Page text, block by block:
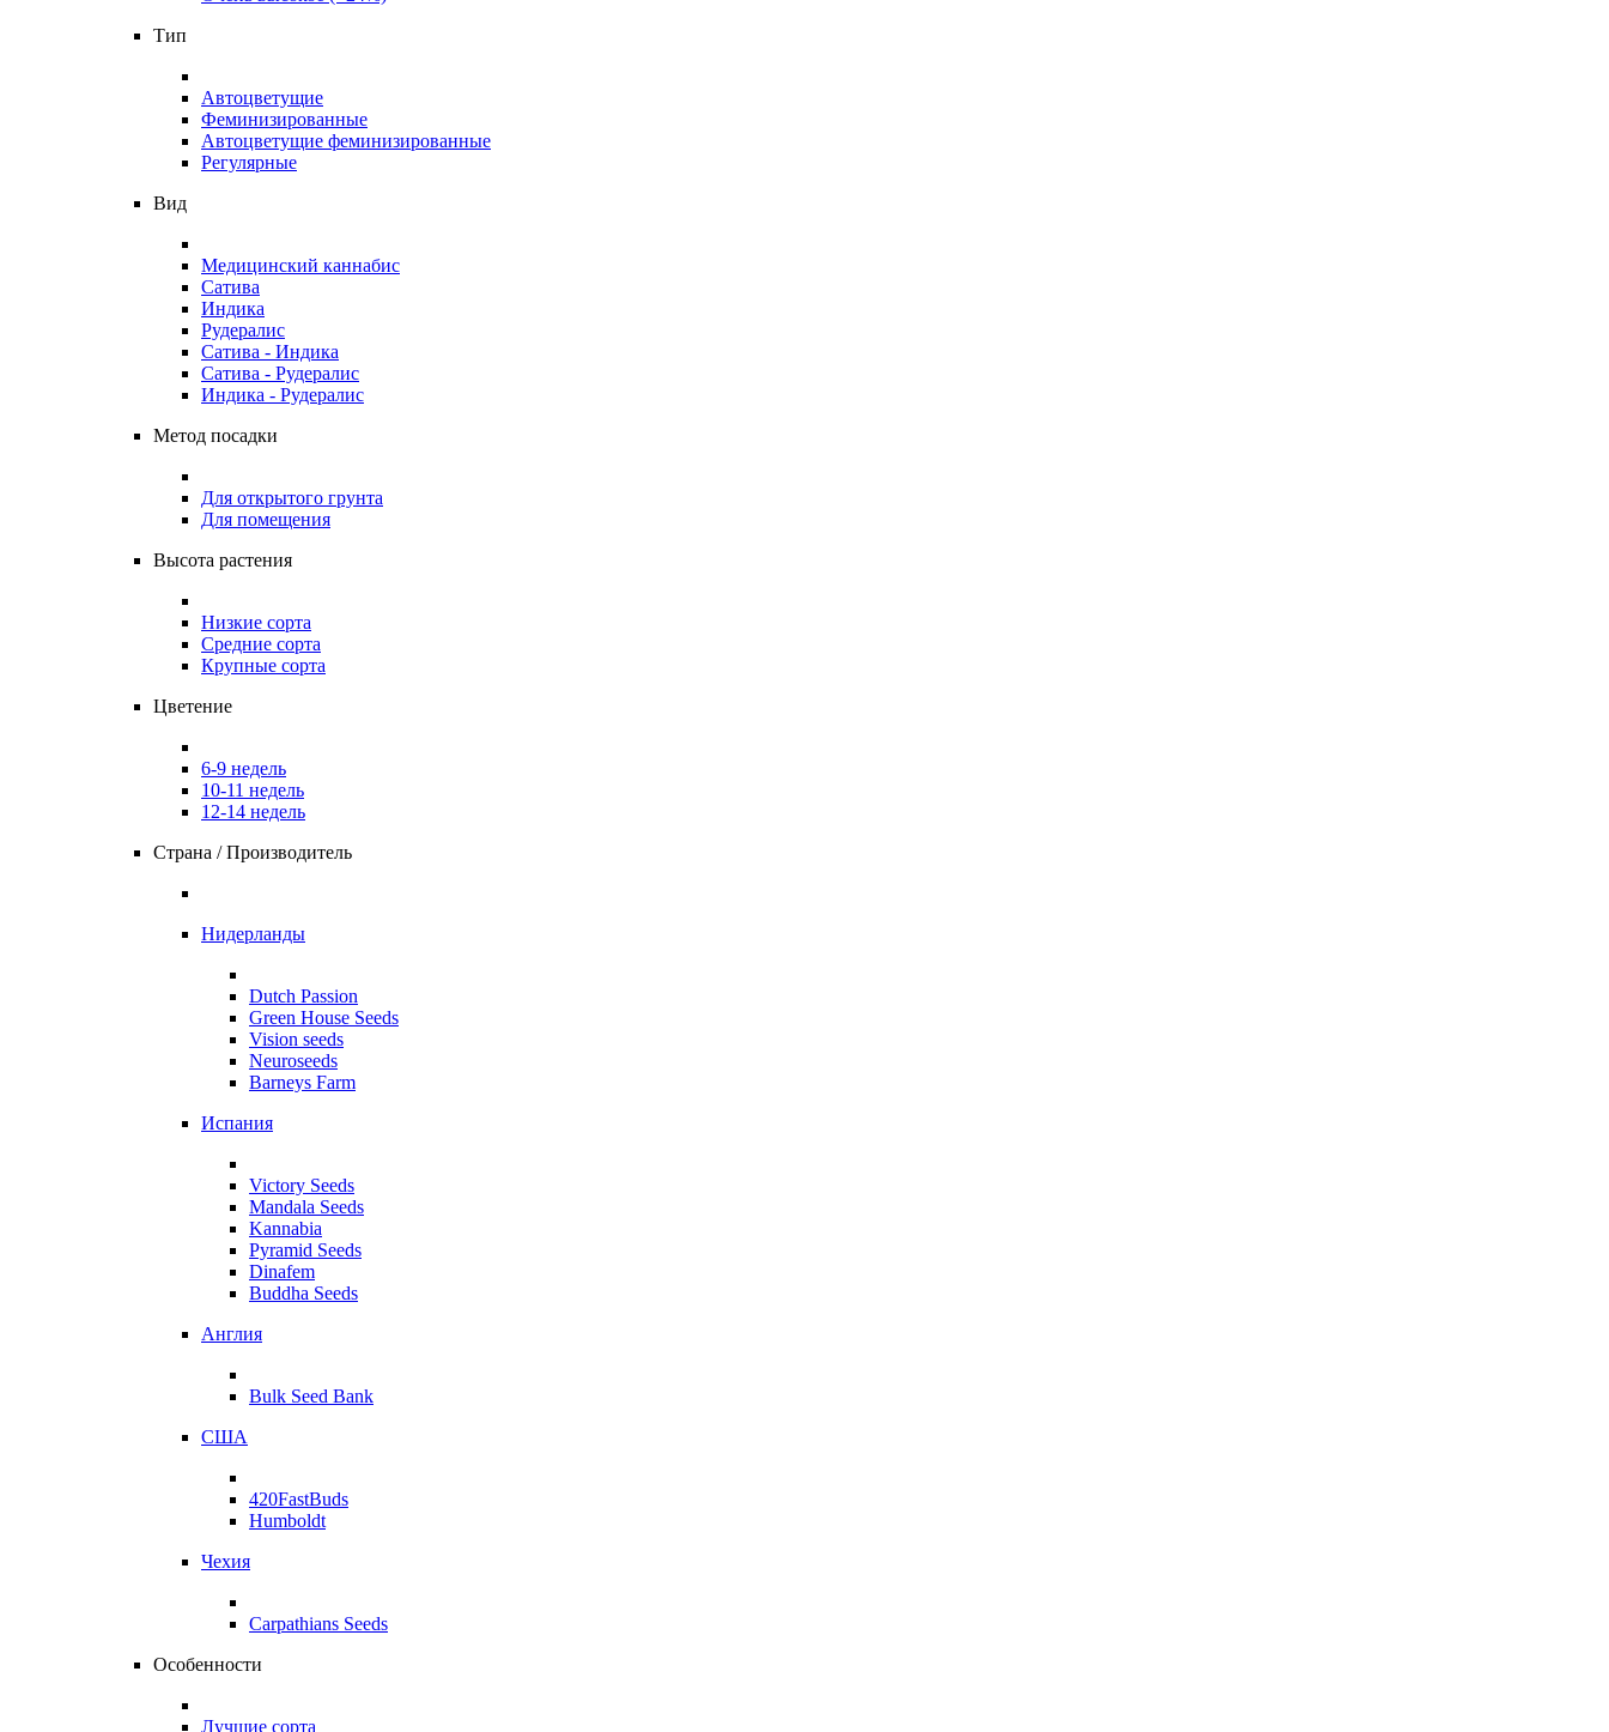
Тип
Автоцветущие
Феминизированные
Автоцветущие феминизированные
Регулярные
Вид
Медицинский каннабис
Сатива
Индика
Рудералис
Сатива - Индика
Сатива - Рудералис
Индика - Рудералис
Метод посадки
Для открытого грунта
Для помещения
Высота растения
Низкие сорта
Средние сорта
Крупные сорта
Цветение
6-9 недель
10-11 недель
12-14 недель
Страна / Производитель
Нидерланды
Dutch Passion
Green House Seeds
Vision seeds
Neuroseeds
Barneys Farm
Испания
Victory Seeds
Mandala Seeds
Kannabia
Pyramid Seeds
Dinafem
Buddha Seeds
Англия
Bulk Seed Bank
США
420FastBuds
Humboldt
Чехия
Carpathians Seeds
Особенности
Лучшие сорта